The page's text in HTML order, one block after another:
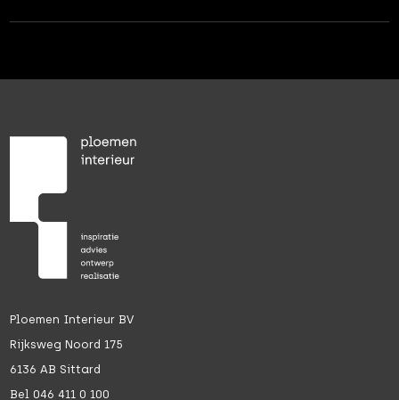
Ploemen Interieur BV
Rijksweg Noord 175
6136 AB Sittard
Bel 046 411 0 100